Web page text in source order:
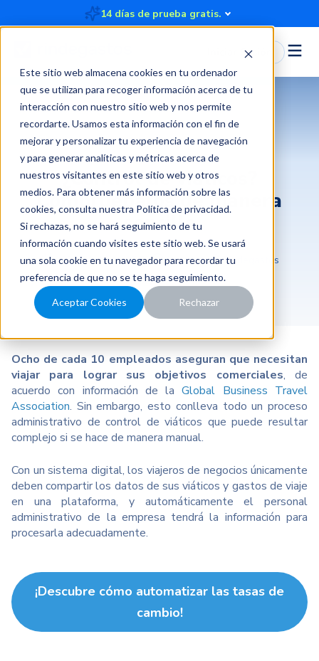
Este sitio web almacena cookies en tu ordenador
que se utilizan para recoger información acerca de tu
interacción con nuestro sitio web y nos permite
recordarte. Usamos esta información con el fin de
mejorar y personalizar tu experiencia de navegación
y para generar analíticas y métricas acerca de
nuestros visitantes en este sitio web y otros
medios. Para obtener más información sobre las
cookies, consulta nuestra Política de privacidad.
Si rechazas, no se hará seguimiento de tu
información cuando visites este sitio web. Se usará
una sola cookie en tu navegador para recordar tu
preferencia de que no se te haga seguimiento.
Aceptar Cookies Rechazar
14 días de prueba gratis.
Iniciar Sesión
¿Control de viáticos?
Compruébalos de manera
sencilla
2022-11-18 13:15:53 4 minutos Rindegastos
Ocho de cada 10 empleados aseguran que necesitan
viajar para lograr sus objetivos comerciales, de
acuerdo con información de la Global Business Travel
Association. Sin embargo, esto conlleva todo un proceso
administrativo de control de viáticos que puede resultar
complejo si se hace de manera manual.
Con un sistema digital, los viajeros de negocios únicamente
deben compartir los datos de sus viáticos y gastos de viaje
en una plataforma, y automáticamente el personal
administrativo de la empresa tendrá la información para
procesarla adecuadamente.
¡Descubre cómo automatizar las tasas de
cambio!